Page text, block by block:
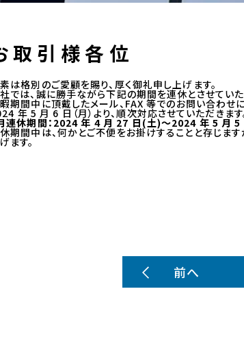
取 引 様 各 位
は格別のご愛顧を賜り、厚く御礼申し上げます。
では、誠に勝手ながら下記の期間を連休とさせていた
期間中に頂戴したメール、FAX 等でのお問い合わせ
年 5 月 6 日（月）より、順次対応させていただきます
連休期間：2024 年 4 月 27 日(土)～2024 年 5 月 5
期間中は、何かとご不便をお掛けすることと存じます
ます。
前へ